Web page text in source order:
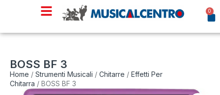
0
BOSS BF 3
Home / Strumenti Musicali / Chitarre / Effetti Per
Chitarra / BOSS BF 3